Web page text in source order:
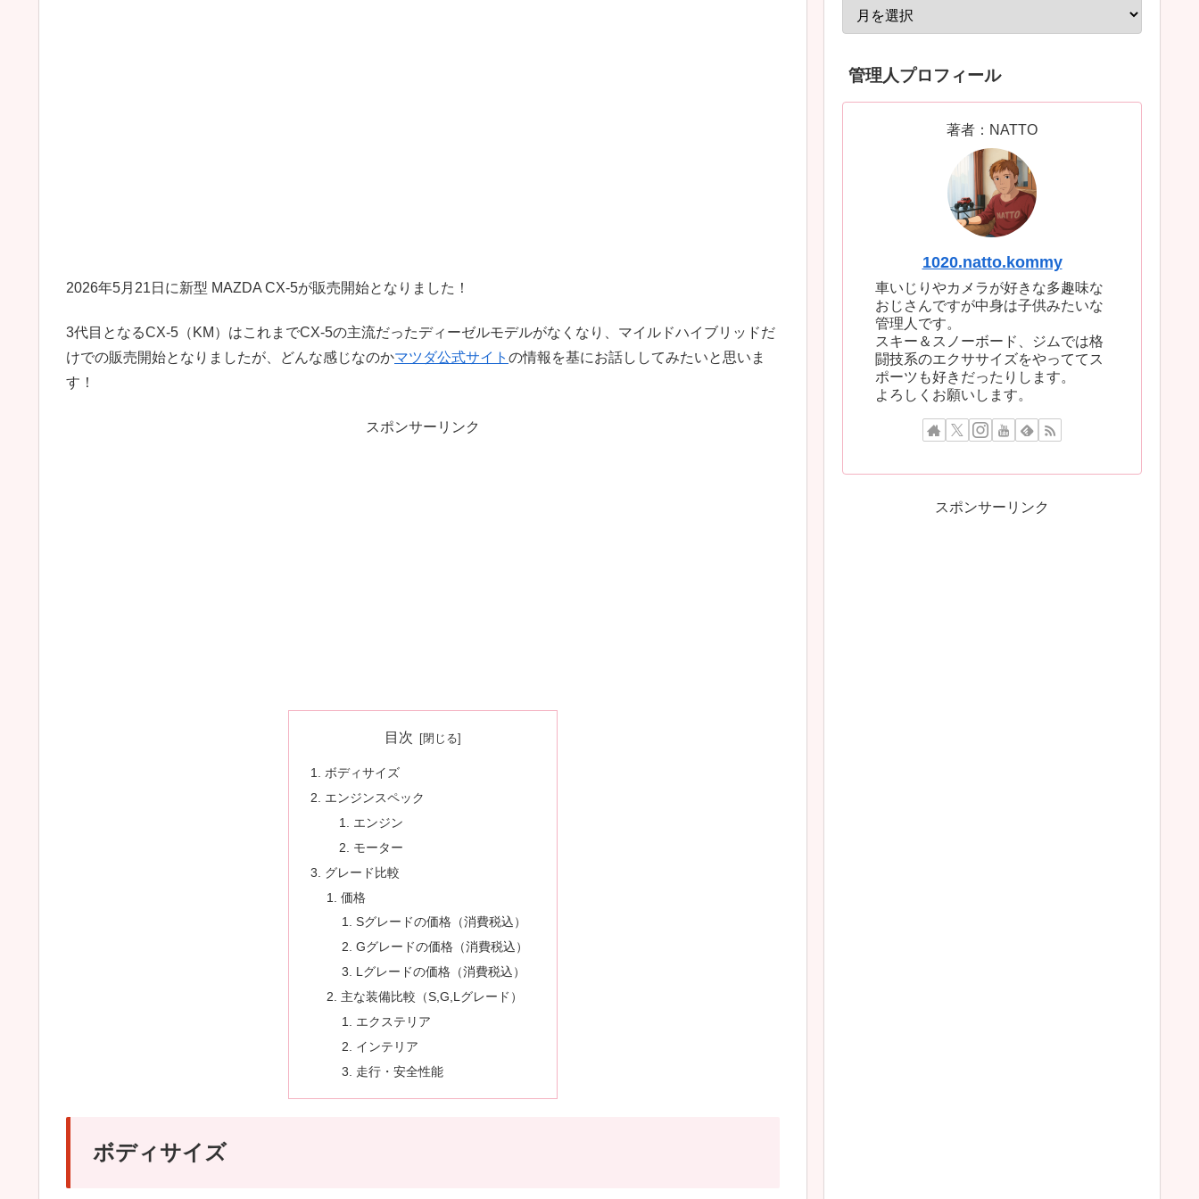
2026年5月21日に新型 MAZDA CX-5が販売開始となりました！
3代目となるCX-5（KM）はこれまでCX-5の主流だったディーゼルモデルがなくなり、マイルドハイブリッドだ
けでの販売開始となりましたが、どんな感じなのかマツダ公式サイト の情報を基にお話ししてみたいと思いま
す！
スポンサーリンク
目次
ボディサイズ
エンジンスペック
エンジン
モーター
グレード比較
価格
Sグレードの価格（消費税込）
Gグレードの価格（消費税込）
Lグレードの価格（消費税込）
主な装備比較（S,G,Lグレード）
エクステリア
インテリア
走行・安全性能
ボディサイズ
管理人プロフィール
著者：NATTO
1020.natto.kommy
車いじりやカメラが好きな多趣味な
おじさんですが中身は子供みたいな
管理人です。
スキー＆スノーボード、ジムでは格
闘技系のエクササイズをやっててス
ポーツも好きだったりします。
よろしくお願いします。
スポンサーリンク